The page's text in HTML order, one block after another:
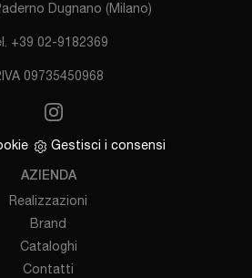
Dugnano (Milano)
+39 02-9182369
09735450968
Gestisci i consensi
AZIENDA
Realizzazioni
Brand
Cataloghi
Contatti